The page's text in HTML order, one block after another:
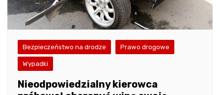
Bezpieczeństwo na drodze Prawo drogowe
Wypadki
Nieodpowiedzialny kierowca